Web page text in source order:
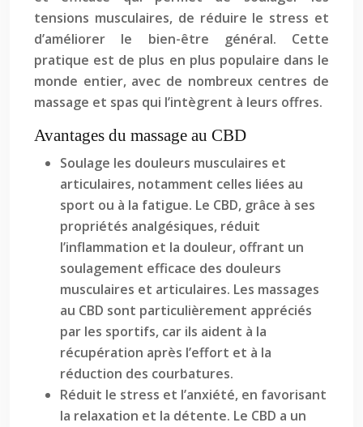
tensions musculaires, de réduire le stress et
d’améliorer le bien-être général. Cette
pratique est de plus en plus populaire dans le
monde entier, avec de nombreux centres de
massage et spas qui l’intègrent à leurs offres.
Avantages du massage au CBD
Soulage les douleurs musculaires et
articulaires, notamment celles liées au
sport ou à la fatigue. Le CBD, grâce à ses
propriétés analgésiques, réduit
l’inflammation et la douleur, offrant un
soulagement efficace des douleurs
musculaires et articulaires. Les massages
au CBD sont particulièrement appréciés
par les sportifs, car ils aident à la
récupération après l’effort et à la
réduction des courbatures.
Réduit le stress et l’anxiété, en favorisant
la relaxation et la détente. Le CBD a un